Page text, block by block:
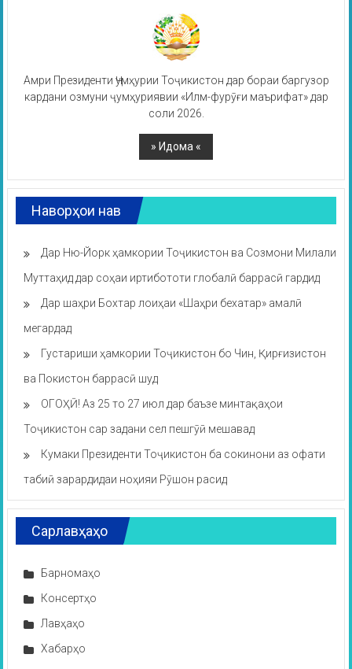
Амри Президенти Ҷумҳурии Тоҷикистон дар бораи баргузор
кардани озмуни ҷумҳуриявии «Илм-фурӯғи маърифат» дар
соли 2026.
Наворҳои нав
Дар Ню-Йорк ҳамкории Тоҷикистон ва Созмони Милали
Муттаҳид дар соҳаи иртибототи глобалӣ баррасӣ гардид
Дар шаҳри Бохтар лоиҳаи «Шаҳри бехатар» амалӣ
мегардад
Густариши ҳамкории Тоҷикистон бо Чин, Қирғизистон
ва Покистон баррасӣ шуд
ОГОҲӢ! Аз 25 то 27 июл дар баъзе минтақаҳои
Тоҷикистон сар задани сел пешгӯӣ мешавад
Кумаки Президенти Тоҷикистон ба сокинони аз офати
табиӣ зарардидаи ноҳияи Рӯшон расид
Сарлавҳаҳо
Барномаҳо
Консертҳо
Лавҳаҳо
Хабарҳо